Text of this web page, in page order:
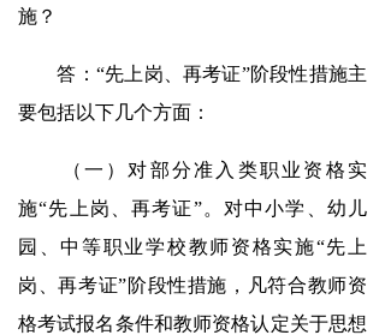
施？
答：“先上岗、再考证”阶段性措施主
要包括以下几个方面：
（一）对部分准入类职业资格实
施“先上岗、再考证”。对中小学、幼儿
园、中等职业学校教师资格实施“先上
岗、再考证”阶段性措施，凡符合教师资
格考试报名条件和教师资格认定关于思想